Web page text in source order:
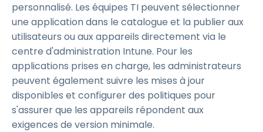
personnalisé. Les équipes TI peuvent sélectionner
une application dans le catalogue et la publier aux
utilisateurs ou aux appareils directement via le
centre d'administration Intune. Pour les
applications prises en charge, les administrateurs
peuvent également suivre les mises à jour
disponibles et configurer des politiques pour
s'assurer que les appareils répondent aux
exigences de version minimale.